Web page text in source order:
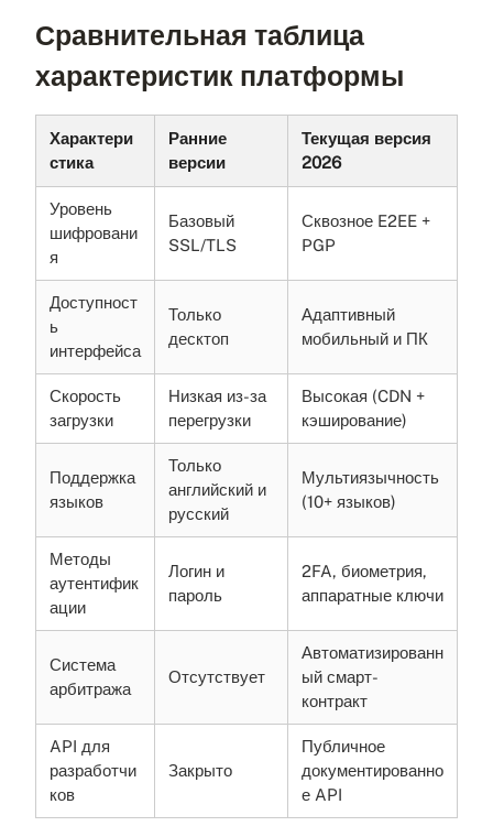
Сравнительная таблица
характеристик платформы
Характери
стика
Ранние
версии
Текущая версия
2026
Уровень
шифровани
я
Базовый
SSL/TLS
Сквозное E2EE +
PGP
Доступност
ь
интерфейса
Только
десктоп
Адаптивный
мобильный и ПК
Скорость
загрузки
Низкая из-за
перегрузки
Высокая (CDN +
кэширование)
Поддержка
языков
Только
английский и
русский
Мультиязычность
(10+ языков)
Методы
аутентифик
ации
Логин и
пароль
2FA, биометрия,
аппаратные ключи
Система
арбитража
Отсутствует
Автоматизированн
ый смарт-
контракт
API для
разработчи
ков
Закрыто
Публичное
документированно
е API